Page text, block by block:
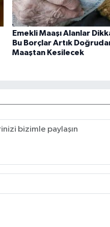
Emekli Maaşı Alanlar
Bu Borçlar Artık
Maaştan Kesilecek